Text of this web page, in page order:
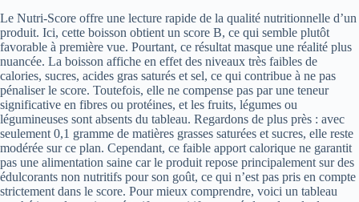
Le Nutri-Score offre une lecture rapide de la qualité nutritionnelle d’un
produit. Ici, cette boisson obtient un score B, ce qui semble plutôt
favorable à première vue. Pourtant, ce résultat masque une réalité plus
nuancée. La boisson affiche en effet des niveaux très faibles de
calories, sucres, acides gras saturés et sel, ce qui contribue à ne pas
pénaliser le score. Toutefois, elle ne compense pas par une teneur
significative en fibres ou protéines, et les fruits, légumes ou
légumineuses sont absents du tableau. Regardons de plus près : avec
seulement 0,1 gramme de matières grasses saturées et sucres, elle reste
modérée sur ce plan. Cependant, ce faible apport calorique ne garantit
pas une alimentation saine car le produit repose principalement sur des
édulcorants non nutritifs pour son goût, ce qui n’est pas pris en compte
strictement dans le score. Pour mieux comprendre, voici un tableau